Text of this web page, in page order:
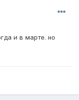
и в марте. но